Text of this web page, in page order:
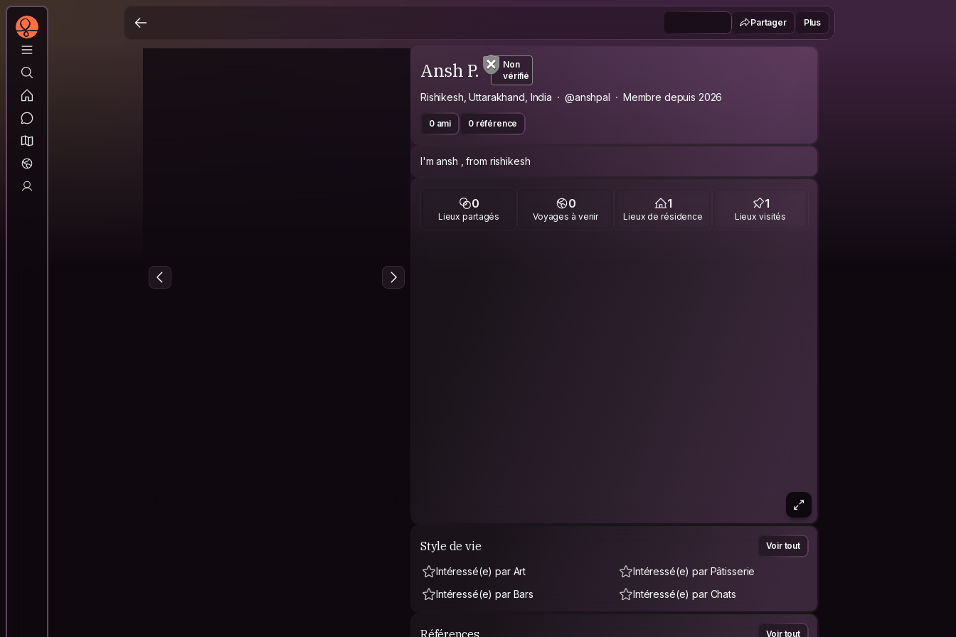
Partager Plus
Ansh P.
Non
vérifié
Rishikesh, Uttarakhand, India @anshpal Membre depuis 2026
0 ami 0 référence
I'm ansh , from rishikesh
0
Lieux partagés
0
Voyages à venir
1
Lieux de résidence
1
Lieux visités
Style de vie Voir tout
Intéressé(e) par Art
Intéressé(e) par Pâtisserie
Intéressé(e) par Bars
Intéressé(e) par Chats
Références Voir tout